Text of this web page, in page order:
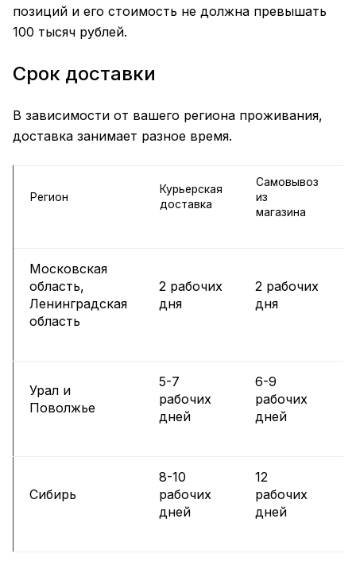
позиций и его стоимость не должна превышать
100 тысяч рублей.
Срок доставки
В зависимости от вашего региона проживания,
доставка занимает разное время.
Регион
Курьерская
доставка
Самовывоз
из
магазина
Московская
область,
Ленинградская
область
2 рабочих
дня
2 рабочих
дня
Урал и
Поволжье
5-7
рабочих
дней
6-9
рабочих
дней
Сибирь
8-10
рабочих
дней
12
рабочих
дней